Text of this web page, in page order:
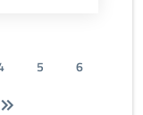
5
6